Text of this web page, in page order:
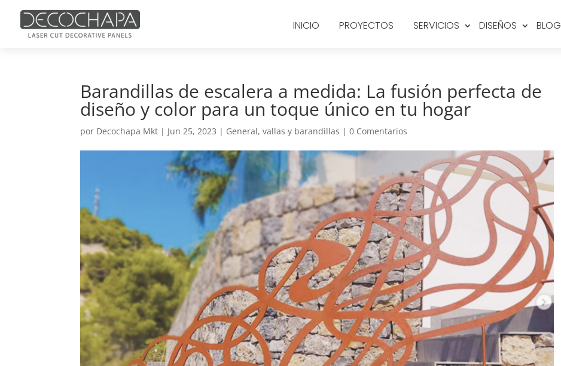
INICIO PROYECTOS SERVICIOS DISEÑOS BLOG
Barandillas de escalera a medida: La fusión perfecta de
diseño y color para un toque único en tu hogar
por Decochapa Mkt | Jun 25, 2023 | General,vallas y barandillas |0 Comentarios